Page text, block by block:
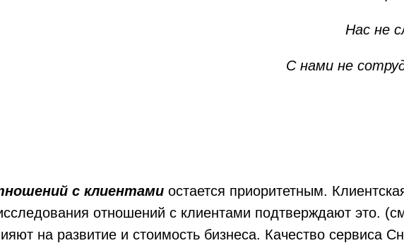
Нас не
С нами не
с клиентами остается приоритетным.
отношений с клиентами подтверждают это.
на развитие и стоимость бизнеса. Качество сервиса